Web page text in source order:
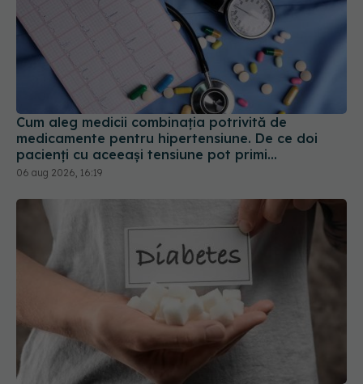
Cum aleg medicii combinația potrivită de
medicamente pentru hipertensiune. De ce doi
pacienți cu aceeași tensiune pot primi
tratamente diferite
06 aug 2026, 16:19
Medicii de la Fundeni demontează unul dintre
cele mai răspândite mituri despre diabet